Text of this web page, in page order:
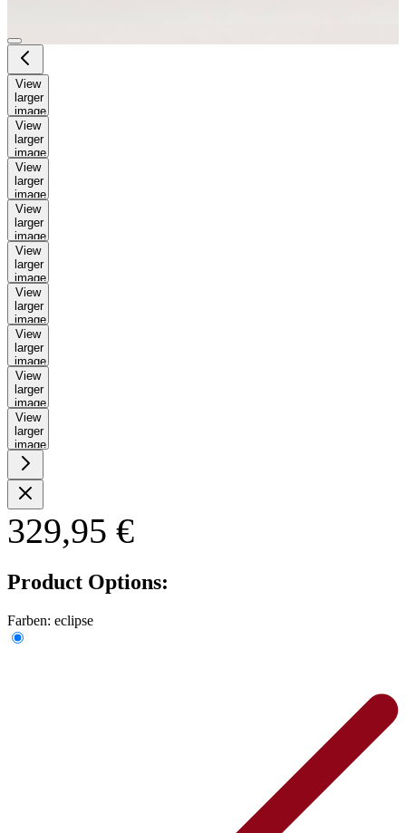
View
larger
image
View
larger
image
View
larger
image
View
larger
image
View
larger
image
View
larger
image
View
larger
image
View
larger
image
View
larger
image
329,95 €
Product Options:
Farben: eclipse